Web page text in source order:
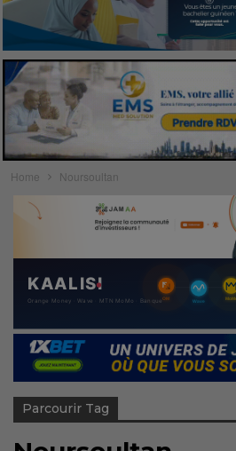
Home Noursoultan
Parcourir Tag